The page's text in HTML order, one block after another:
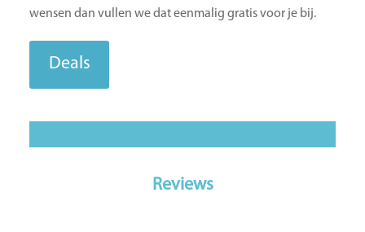
wensen dan vullen we dat eenmalig gratis voor je bij.
Deals
Reviews